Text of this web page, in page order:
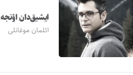
ایشیق‌دان اؤنجه
ائلمان موغانلی